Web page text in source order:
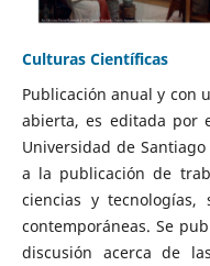
Culturas Científicas
Publicación anual y con
abierta, es editada por
Universidad de
a la publicación de
ciencias y tecnologías,
contemporáneas. Se
discusión acerca de